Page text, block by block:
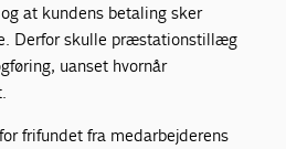
at kundens betaling sker
Derfor skulle præstationstillæg
uanset hvornår
frifundet fra medarbejderens